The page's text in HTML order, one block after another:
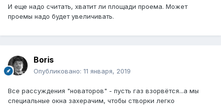
И еще надо считать, хватит ли площади проема. Может
проемы надо будет увеличивать.
Boris
Опубликовано: 11 января, 2019
Все рассуждения "новаторов" - пусть газ взорвётся...а мы
специальные окна захерачим, чтобы створки легко